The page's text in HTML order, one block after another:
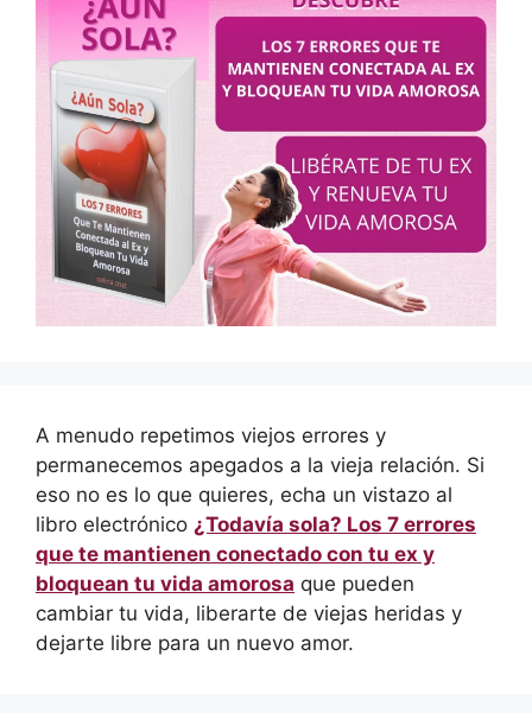
A menudo repetimos viejos errores y
permanecemos apegados a la vieja relación. Si
eso no es lo que quieres, echa un vistazo al
libro electrónico ¿Todavía sola? Los 7 errores
que te mantienen conectado con tu ex y
bloquean tu vida amorosa que pueden
cambiar tu vida, liberarte de viejas heridas y
dejarte libre para un nuevo amor.